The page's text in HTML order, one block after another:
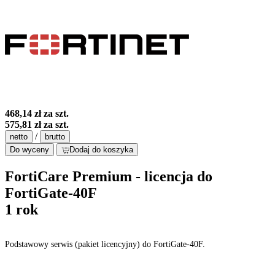
468,14 złza szt.
575,81 złza szt.
netto /
brutto
Do wyceny
Dodaj do koszyka
FortiCare Premium - licencja do
FortiGate-40F
1 rok
Podstawowy serwis (pakiet licencyjny) do FortiGate-40F.